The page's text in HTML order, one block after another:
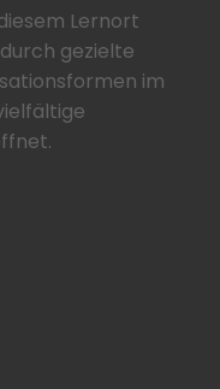
Lernort
gezielte
im